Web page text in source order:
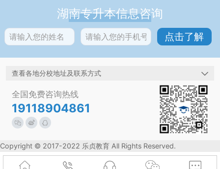
湖南专升本信息咨询
查看各地分校地址及联系方式
全国免费咨询热线
19118904861
Copyright © 2017-2022 乐贞教育 All Rights Reserved.